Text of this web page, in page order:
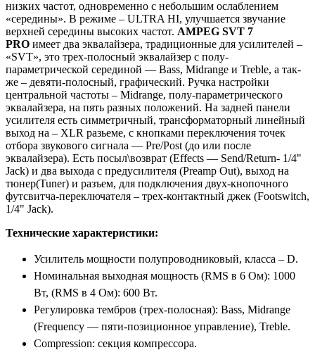
низких частот, одновременно с небольшим ослаблением
«середины». В режиме – ULTRA HI, улучшается звучание
верхней середины высоких частот. AMPEG SVT 7
PRO имеет два эквалайзера, традиционные для усилителей –
«SVT», это трех-полосный эквалайзер с полу-
параметрической серединой — Bass, Midrange и Treble, а так-
же – девяти-полосный, графический. Ручка настройки
центральной частоты – Midrange, полу-параметрического
эквалайзера, на пять разных положений. На задней панели
усилителя есть симметричный, трансформаторный линейный
выход на – XLR разьеме, с кнопками переключения точек
отбора звукового сигнала — Pre/Post (до или после
эквалайзера). Есть посыл\возврат (Effects — Send/Return- 1/4"
Jack) и два выхода с предусилителя (Preamp Out), выход на
тюнер(Tuner) и разъем, для подключения двух-кнопочного
футсвитча-переключателя – трех-контактный джек (Footswitch,
1/4" Jack).
Технические характеристики:
Усилитель мощности полупроводниковый, класса – D.
Номинальная выходная мощность (RMS в 6 Ом): 1000
Вт, (RMS в 4 Ом): 600 Вт.
Регулировка тембров (трех-полосная): Bass, Midrange
(Frequency — пяти-позиционное управление), Treble.
Compression: секция компрессора.